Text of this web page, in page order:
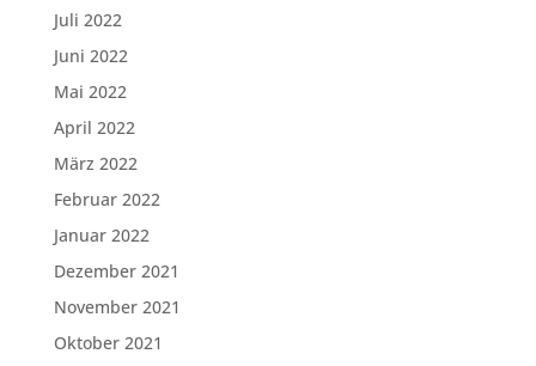
Juli 2022
Juni 2022
Mai 2022
April 2022
März 2022
Februar 2022
Januar 2022
Dezember 2021
November 2021
Oktober 2021